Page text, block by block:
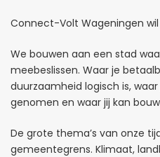
Connect-Volt Wageningen
We bouwen aan een stad
meebeslissen. Waar je
duurzaamheid logisch is,
genomen en waar jij kan
De grote thema’s van onze
gemeentegrens. Klimaat,